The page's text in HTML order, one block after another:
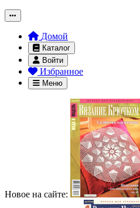
Домой
Каталог
Войти
Избранное
Меню
Новое на сайте: